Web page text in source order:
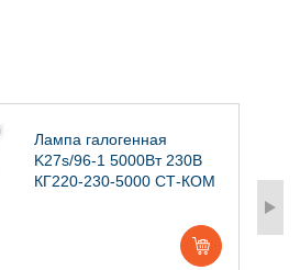
Лампа галогенная
K27s/96-1 5000Вт 230В
КГ220-230-5000 СТ-КОМ